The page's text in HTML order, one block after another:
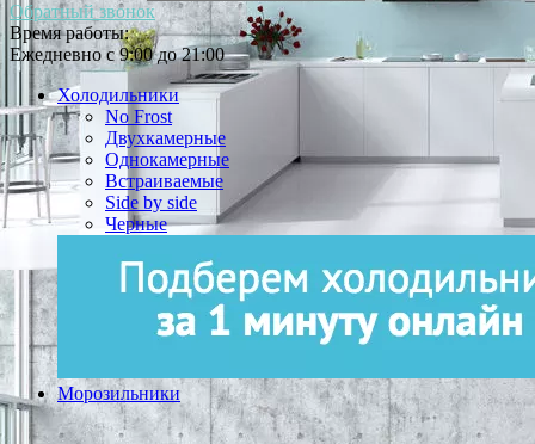
Обратный звонок
Время работы:
Ежедневно с 9:00 до 21:00
Холодильники
No Frost
Двухкамерные
Однокамерные
Встраиваемые
Side by side
Черные
Морозильники